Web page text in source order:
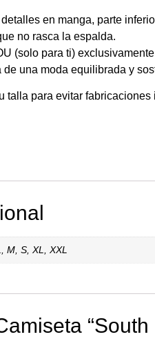
en manga, parte
no rasca la espalda.
(solo para ti)
una moda equilibrada y
talla para evitar
M, S, XL, XXL